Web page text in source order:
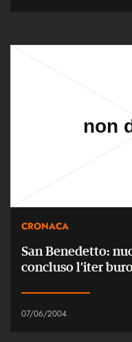
CRONACA
San Benedetto:
concluso l’iter
07/06/2004